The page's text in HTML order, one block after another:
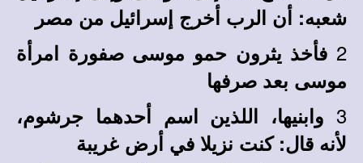
شعبه: أن الرب أخرج إسرائيل من مصر
2 فأخذ يثرون حمو موسى صفورة امرأة
موسى بعد صرفها
3 وابنيها، اللذين اسم أحدهما جرشوم،
لأنه قال: كنت نزيلا في أرض غريبة